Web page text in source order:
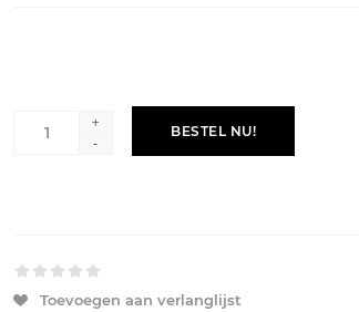
+
-
BESTEL NU!
Toevoegen aan verlanglijst